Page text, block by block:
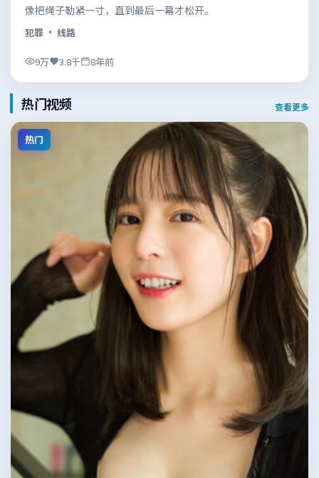
像把绳子勒紧一寸，直到最后一幕才松开。
犯罪 · 线路
9万 3.8千 8年前
热门视频 查看更多
热门